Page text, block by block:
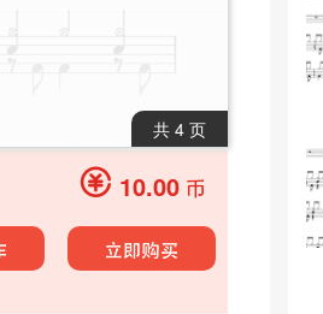
共 4 页
10.00